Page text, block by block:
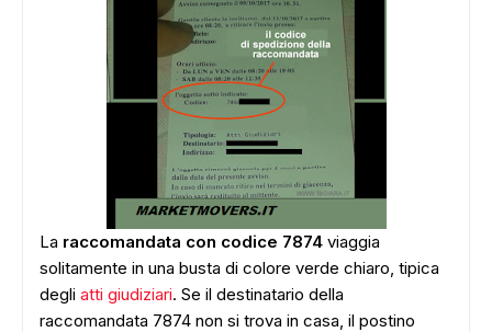
La raccomandata con codice 7874 viaggia
solitamente in una busta di colore verde chiaro, tipica
degli atti giudiziari. Se il destinatario della
raccomandata 7874 non si trova in casa, il postino